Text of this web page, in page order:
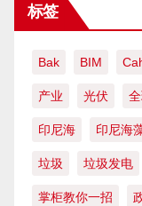
标签
Bak BIM
产业 光伏
印尼海 印尼海
垃圾 垃圾发电
掌柜教你一招